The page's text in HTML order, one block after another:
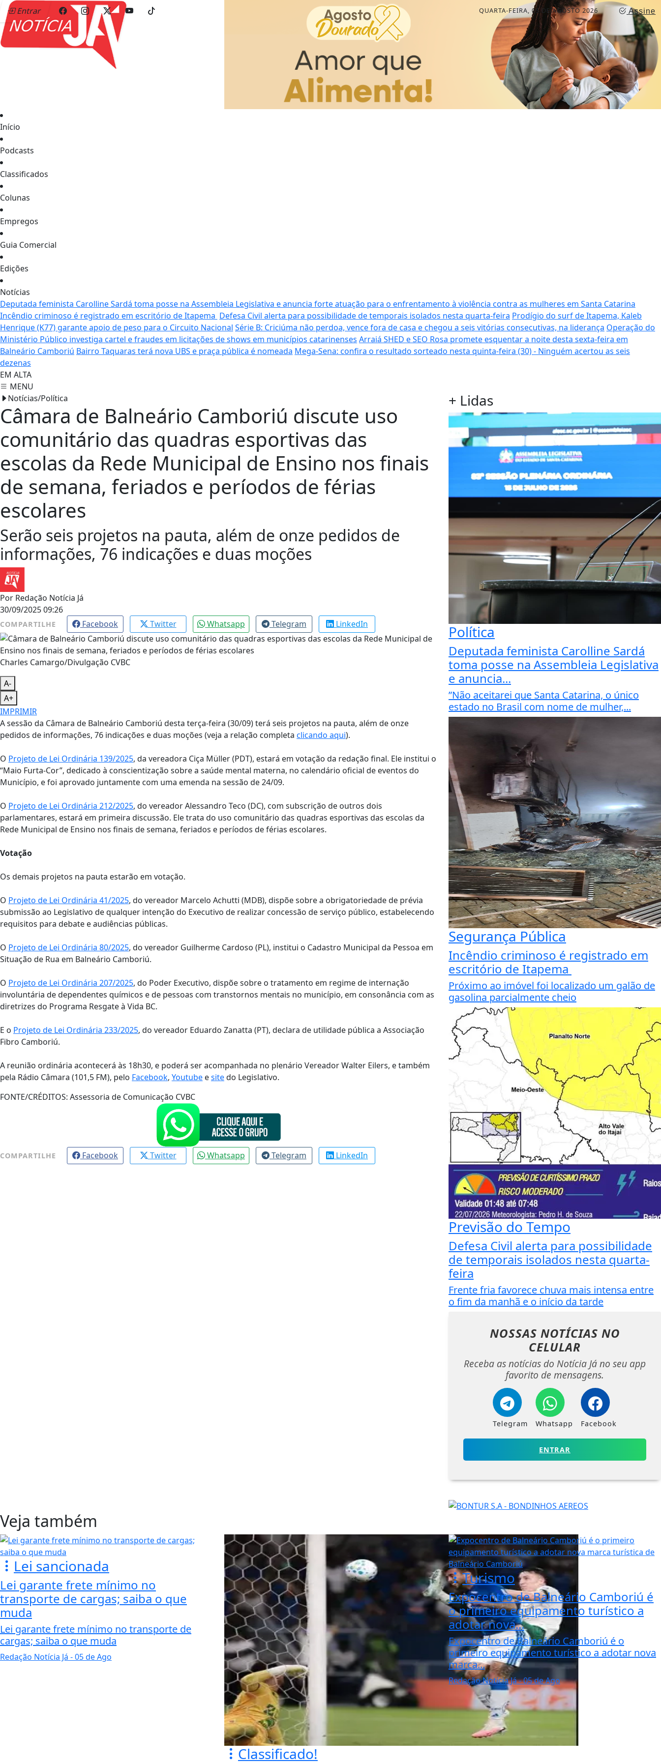
Entrar Assine
QUARTA-FEIRA, 05 DE AGOSTO 2026
Início
Podcasts
Classificados
Colunas
Empregos
Guia Comercial
Edições
Notícias
Deputada feminista Carolline Sardá toma posse na Assembleia Legislativa e anuncia forte atuação para o enfrentamento à violência contra as mulheres em Santa Catarina
Incêndio criminoso é registrado em escritório de Itapema Defesa Civil alerta para possibilidade de temporais isolados nesta quarta-feira Prodígio do surf de Itapema, Kaleb
Henrique (K77) garante apoio de peso para o Circuito Nacional Série B: Criciúma não perdoa, vence fora de casa e chegou a seis vitórias consecutivas, na liderança Operação do
Ministério Público investiga cartel e fraudes em licitações de shows em municípios catarinenses Arraiá SHED e SEO Rosa promete esquentar a noite desta sexta-feira em
Balneário Camboriú Bairro Taquaras terá nova UBS e praça pública é nomeada Mega-Sena: confira o resultado sorteado nesta quinta-feira (30) - Ninguém acertou as seis
dezenas
EM ALTA
MENU
Notícias/Política
Câmara de Balneário Camboriú discute uso
comunitário das quadras esportivas das
escolas da Rede Municipal de Ensino nos finais
de semana, feriados e períodos de férias
escolares
Serão seis projetos na pauta, além de onze pedidos de
informações, 76 indicações e duas moções
Por Redação Notícia Já
30/09/2025 09:26
COMPARTILHE Facebook Twitter Whatsapp Telegram LinkedIn
Charles Camargo/Divulgação CVBC
A-
A+
IMPRIMIR
A sessão da Câmara de Balneário Camboriú desta terça-feira (30/09) terá seis projetos na pauta, além de onze
pedidos de informações, 76 indicações e duas moções (veja a relação completa clicando aqui).
O Projeto de Lei Ordinária 139/2025, da vereadora Ciça Müller (PDT), estará em votação da redação final. Ele institui o
“Maio Furta-Cor”, dedicado à conscientização sobre a saúde mental materna, no calendário oficial de eventos do
Município, e foi aprovado juntamente com uma emenda na sessão de 24/09.
O Projeto de Lei Ordinária 212/2025, do vereador Alessandro Teco (DC), com subscrição de outros dois
parlamentares, estará em primeira discussão. Ele trata do uso comunitário das quadras esportivas das escolas da
Rede Municipal de Ensino nos finais de semana, feriados e períodos de férias escolares.
Votação
Os demais projetos na pauta estarão em votação.
O Projeto de Lei Ordinária 41/2025, do vereador Marcelo Achutti (MDB), dispõe sobre a obrigatoriedade de prévia
submissão ao Legislativo de qualquer intenção do Executivo de realizar concessão de serviço público, estabelecendo
requisitos para debate e audiências públicas.
O Projeto de Lei Ordinária 80/2025, do vereador Guilherme Cardoso (PL), institui o Cadastro Municipal da Pessoa em
Situação de Rua em Balneário Camboriú.
O Projeto de Lei Ordinária 207/2025, do Poder Executivo, dispõe sobre o tratamento em regime de internação
involuntária de dependentes químicos e de pessoas com transtornos mentais no município, em consonância com as
diretrizes do Programa Resgate à Vida BC.
E o Projeto de Lei Ordinária 233/2025, do vereador Eduardo Zanatta (PT), declara de utilidade pública a Associação
Fibro Camboriú.
A reunião ordinária acontecerá às 18h30, e poderá ser acompanhada no plenário Vereador Walter Eilers, e também
pela Rádio Câmara (101,5 FM), pelo Facebook, Youtube esitedo Legislativo.
FONTE/CRÉDITOS: Assessoria de Comunicação CVBC
COMPARTILHE Facebook Twitter Whatsapp Telegram LinkedIn
+ Lidas
Política
Deputada feminista Carolline Sardá
toma posse na Assembleia Legislativa
e anuncia...
”Não aceitarei que Santa Catarina, o único
estado no Brasil com nome de mulher,...
Segurança Pública
Incêndio criminoso é registrado em
escritório de Itapema
Próximo ao imóvel foi localizado um galão de
gasolina parcialmente cheio
Previsão do Tempo
Defesa Civil alerta para possibilidade
de temporais isolados nesta quarta-
feira
Frente fria favorece chuva mais intensa entre
o fim da manhã e o início da tarde
NOSSAS NOTÍCIAS NO
CELULAR
Receba as notícias do Notícia Já no seu app
favorito de mensagens.
Telegram Whatsapp Facebook
ENTRAR
Veja também
Lei sancionada
Lei garante frete mínimo no
transporte de cargas; saiba o que
muda
Lei garante frete mínimo no transporte de
cargas; saiba o que muda
Redação Notícia Já - 05 de Ago
Classificado!
Turismo
Expocentro de Balneário Camboriú é
o primeiro equipamento turístico a
adotar nova...
Expocentro de Balneário Camboriú é o
primeiro equipamento turístico a adotar nova
marca...
Redação Notícia Já- 05 de Ago